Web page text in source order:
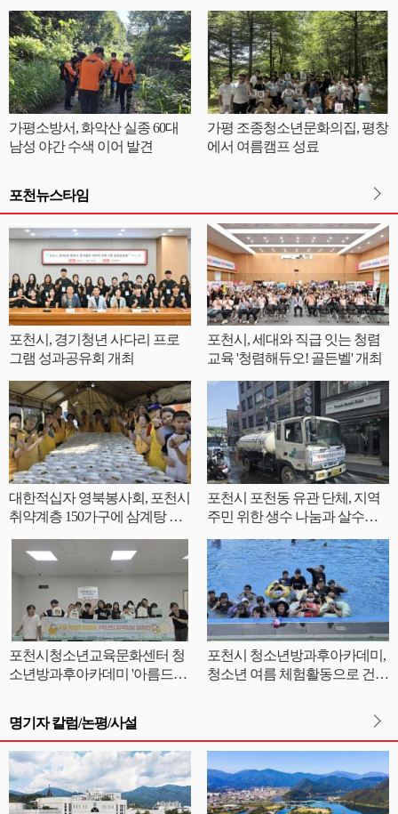
가평소방서, 화악산 실종 60대
남성 야간 수색 이어 발견
가평 조종청소년문화의집, 평창
에서 여름캠프 성료
포천뉴스타임
포천시, 경기청년 사다리 프로
그램 성과공유회 개최
포천시, 세대와 직급 잇는 청렴
교육 '청렴해듀오! 골든벨' 개최
대한적십자 영북봉사회, 포천시
취약계층 150가구에 삼계탕 전
포천시 포천동 유관 단체, 지역
주민 위한 생수 나눔과 살수차
포천시청소년교육문화센터 청
소년방과후아카데미 '아름드리'
포천시 청소년방과후아카데미,
청소년 여름 체험활동으로 건강
명기자 칼럼/논평/사설